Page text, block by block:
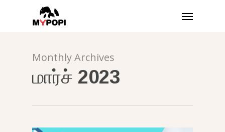
உள்ளடக்கத்திற்கு
பட்டியல்
Monthly Archives
மார்ச் 2023